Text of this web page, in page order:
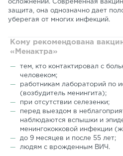
осложнений. Современная
защита, она однозначно дает
уберегая от многих инфекций.
Кому рекомендована
«Менактра»
тем, кто контактировал с
человеком;
работникам лабораторий по
(возбудитель менингита);
при отсутствии селезенки;
перед выездом в
наблюдаются вспышки и
менингококковой инфекции
до 9 месяцев и после 55 лет;
людям с врожденным ВИЧ.